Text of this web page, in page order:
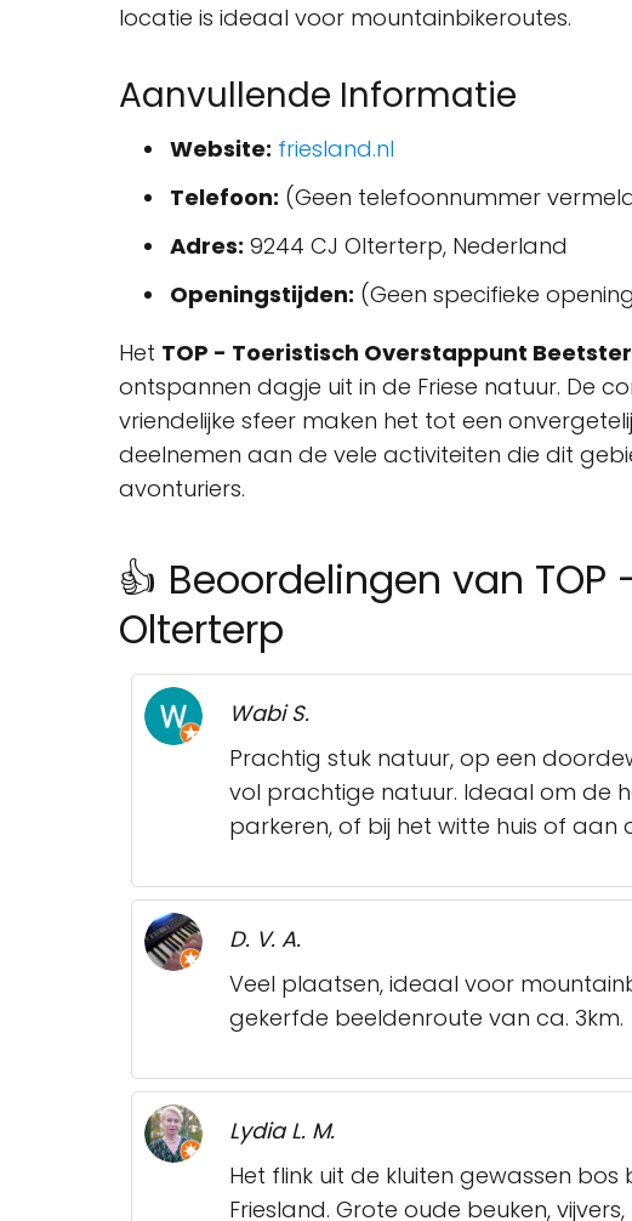
locatie is ideaal voor mountainbikeroutes.
Aanvullende Informatie
Website: friesland.nl
Telefoon: (Geen telefoonnummer
Adres: 9244 CJ Olterterp, Nederland
Openingstijden: (Geen specifieke
Het TOP - Toeristisch Overstappunt
ontspannen dagje uit in de Friese natuur. De
vriendelijke sfeer maken het tot een
deelnemen aan de vele activiteiten die dit
avonturiers.
👍 Beoordelingen van
Olterterp
Wabi S.
Prachtig stuk natuur, op een
vol prachtige natuur. Ideaal om de
parkeren, of bij het witte huis of aan
D. V. A.
Veel plaatsen, ideaal voor
gekerfde beeldenroute van ca. 3km.
Lydia L. M.
Het flink uit de kluiten gewassen
Friesland. Grote oude beuken,